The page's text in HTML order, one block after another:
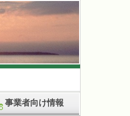
事業者向け情報